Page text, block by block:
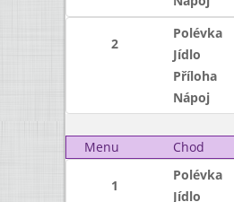
2
Polévka
Jídlo
Příloha
Nápoj
Menu
Chod
1
Polévka
Jídlo